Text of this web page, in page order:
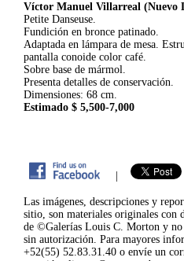
Víctor Manuel Villarreal (Nuevo
Petite Danseuse.
Fundición en bronce patinado.
Adaptada en lámpara de mesa.
pantalla conoide color café.
Sobre base de mármol.
Presenta detalles de conservación.
Dimensiones: 68 cm.
Estimado $ 5,500-7,000
|
Las imágenes, descripciones y
sitio, son materiales originales con
de ©Galerías Louis C. Morton y no
sin autorización. Para mayores
+52(55) 52.83.31.40 o envíe un